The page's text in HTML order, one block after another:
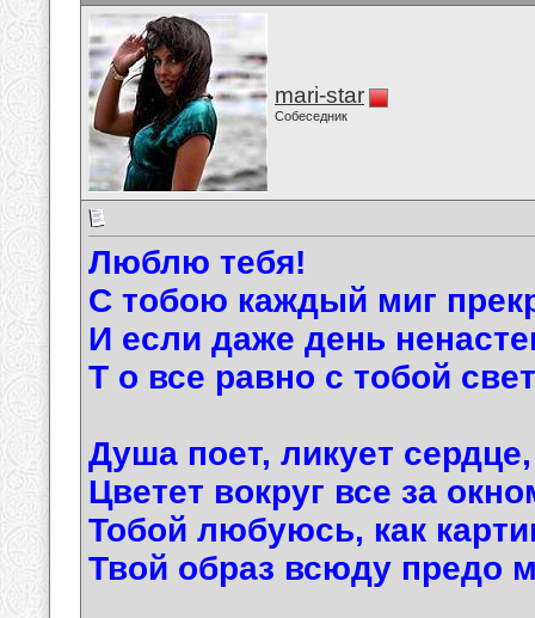
mari-star
Собеседник
Люблю тебя!
С тобою каждый миг
И если даже день
Т о все равно с тобой
Душа поет, ликует сердце,
Цветет вокруг все за
Тобой любуюсь, как
Твой образ всюду предо